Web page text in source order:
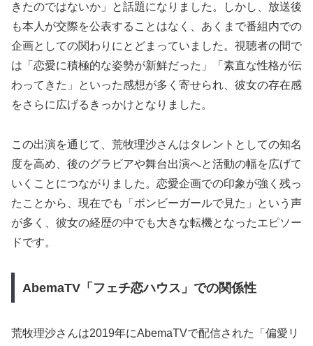
きたのではないか」と話題になりました。しかし、放送後
も本人が交際を公表することはなく、あくまで番組内での
企画としての関わりにとどまっていました。視聴者の間で
は「恋愛に積極的な姿勢が新鮮だった」「素直な性格が伝
わってきた」といった感想が多く寄せられ、彼女の存在感
をさらに広げるきっかけとなりました。
この出演を通じて、荒牧理沙さんはタレントとしての知名
度を高め、後のグラビアや舞台出演へと活動の幅を広げて
いくことにつながりました。恋愛企画での印象が強く残っ
たことから、現在でも「ボンビーガールで見た」という声
が多く、彼女の経歴の中でも大きな転機となったエピソー
ドです。
AbemaTV「フェチ恋ハウス」での関係性
荒牧理沙さんは2019年にAbemaTVで配信された「偏愛リ